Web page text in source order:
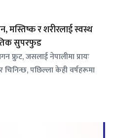
मस्तिष्क र शरीरलाई स्वस्थ
सुपरफुड
फ्रुट, जसलाई नेपालीमा प्रायः
पछिल्ला केही वर्षहरूमा